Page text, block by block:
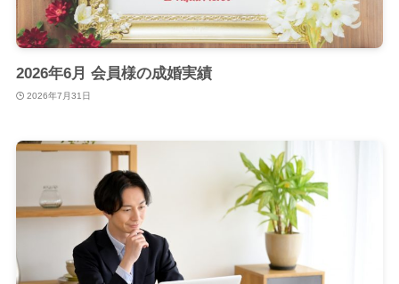
2026年6月 会員様の成婚実績
2026年7月31日